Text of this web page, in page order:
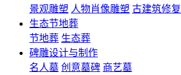
景观雕塑 人物肖像雕塑 古建筑修复
生态节地葬
节地葬 生态葬
碑雕设计与制作
名人墓 创意墓碑 商艺墓